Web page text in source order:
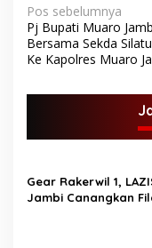
N
a
v
i
a
i
Pos sebelumnya
Pj Bupati Muaro
Bersama Sekda
Ke Kapolres Muaro
Gear Rakerwil 1,
Jambi Canangkan